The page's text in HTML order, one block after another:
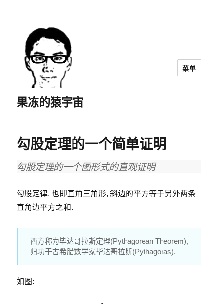
果冻的猿宇宙
菜单
勾股定理的一个简单证明
勾股定理的一个图形式的直观证明
勾股定律, 也即直角三角形, 斜边的平方等于另外两条
直角边平方之和.
西方称为毕达哥拉斯定理(Pythagorean Theorem),
归功于古希腊数学家毕达哥拉斯(Pythagoras).
如图: